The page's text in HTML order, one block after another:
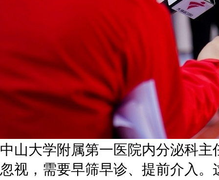
中山大学附属第一医院内分泌科
忽视，需要早筛早诊、提前介入